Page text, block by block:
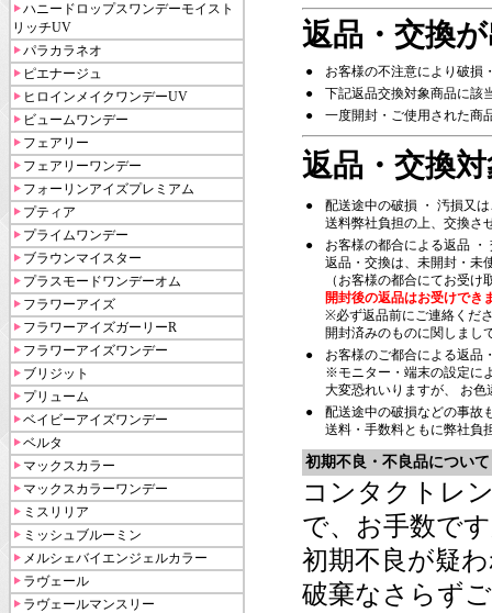
ハニードロップスワンデーモイスト
リッチUV
パラカラネオ
ピエナージュ
ヒロインメイクワンデーUV
ビュームワンデー
フェアリー
フェアリーワンデー
フォーリンアイズプレミアム
プティア
プライムワンデー
ブラウンマイスター
プラスモードワンデーオム
フラワーアイズ
フラワーアイズガーリーR
フラワーアイズワンデー
ブリジット
プリューム
ベイビーアイズワンデー
ベルタ
マックスカラー
マックスカラーワンデー
ミスリリア
ミッシュブルーミン
メルシェバイエンジェルカラー
ラヴェール
ラヴェールマンスリー
返品・交換
●
お客様の不注意により破損
●
下記返品交換対象商品に該
●
一度開封・ご使用された商
返品・交換
●
配送途中の破損 ・ 汚損又
送料弊社負担の上、交換さ
●
お客様の都合による返品 ・
返品・交換は、未開封・未
（お客様の都合にてお受
開封後の返品はお受けでき
※必ず返品前にご連絡くだ
開封済みのものに関しまし
●
お客様のご都合による返品
※モニター・端末の設定に
大変恐れいりますが、 お
●
配送途中の破損などの事故
送料・手数料ともに弊社負
初期不良・不良品について
コンタクトレ
で、お手数で
初期不良が疑
破棄なさらず